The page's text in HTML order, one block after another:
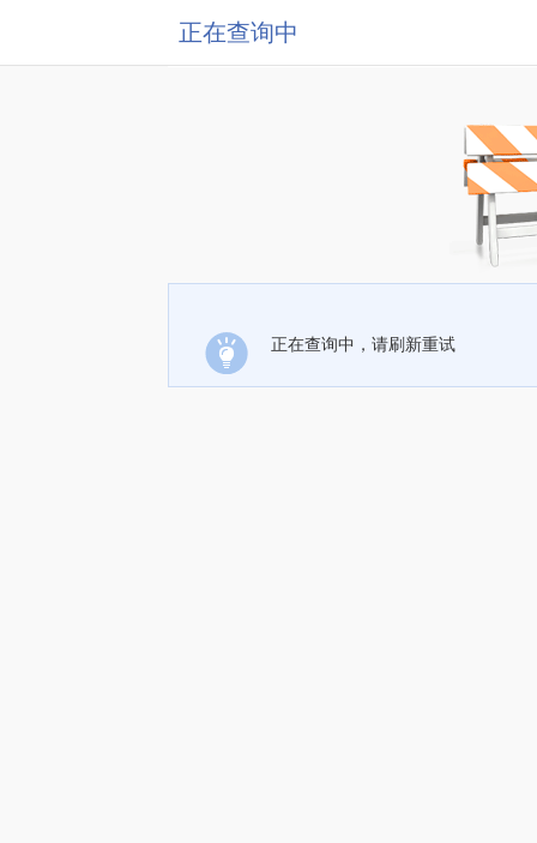
正在查询中
正在查询中，请刷新重试